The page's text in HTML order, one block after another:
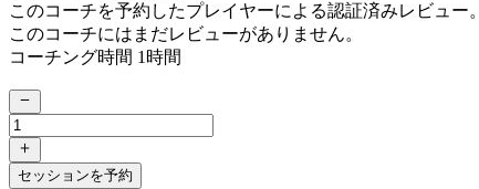
このコーチを予約したプレイヤーによる認証済みレビュー。
このコーチにはまだレビューがありません。
コーチング時間 1時間
セッションを予約